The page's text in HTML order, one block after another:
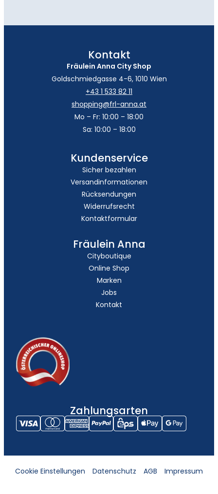
Kontakt
Fräulein Anna City Shop
Goldschmiedgasse 4-6, 1010 Wien
+43 1 533 82 11
shopping@frl-anna.at
Mo – Fr: 10:00 – 18:00
Sa: 10:00 – 18:00
Kundenservice
Sicher bezahlen
Versandinformationen
Rücksendungen
Widerrufsrecht
Kontaktformular
Fräulein Anna
Cityboutique
Online Shop
Marken
Jobs
Kontakt
Zahlungsarten
Cookie Einstellungen Datenschutz AGB Impressum